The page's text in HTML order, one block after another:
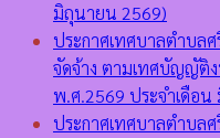
มิถุนายน 2569)
ประกาศเทศบาลตำบล
จัดจ้าง ตามเทศบัญญัติ
พ.ศ.2569 ประจำเดือ
ประกาศเทศบาลตำบล